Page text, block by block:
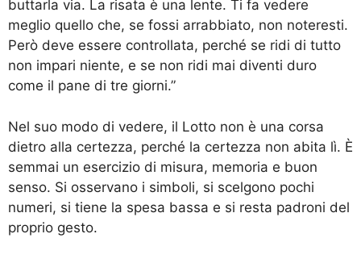
buttarla via. La risata è una lente. Ti fa vedere
meglio quello che, se fossi arrabbiato, non noteresti.
Però deve essere controllata, perché se ridi di tutto
non impari niente, e se non ridi mai diventi duro
come il pane di tre giorni.”
Nel suo modo di vedere, il Lotto non è una corsa
dietro alla certezza, perché la certezza non abita lì. È
semmai un esercizio di misura, memoria e buon
senso. Si osservano i simboli, si scelgono pochi
numeri, si tiene la spesa bassa e si resta padroni del
proprio gesto.